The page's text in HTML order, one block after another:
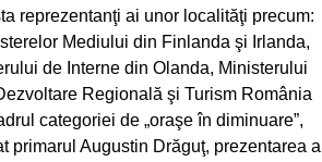
reprezentanţi ai unor localităţi precum:
Mediului din Finlanda şi Irlanda,
de Interne din Olanda, Ministerului
Regională şi Turism România
categoriei de „oraşe în diminuare”,
primarul Augustin Drăguţ, prezentarea a